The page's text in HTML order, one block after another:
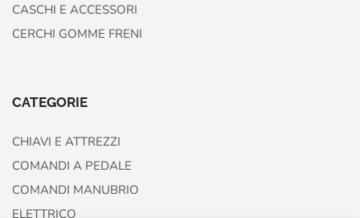
CASCHI E ACCESSORI
CERCHI GOMME FRENI
CATEGORIE
CHIAVI E ATTREZZI
COMANDI A PEDALE
COMANDI MANUBRIO
ELETTRICO